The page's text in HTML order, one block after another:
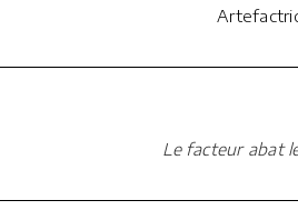
Le facteur abat